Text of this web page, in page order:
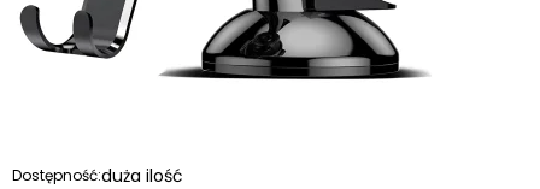
Dostępność:duża ilość